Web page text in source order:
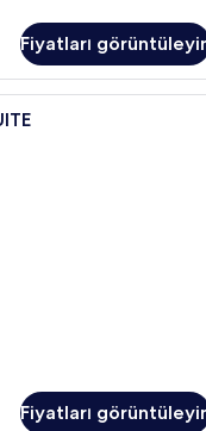
Fiyatları
Fiyatları